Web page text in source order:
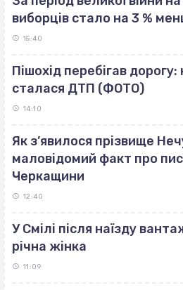
виборців стало на 3 %
15:40
Пішохід перебігав
сталася ДТП (ФОТО)
14:10
Як з’явилося прізвище
маловідомий факт про
Черкащини
12:40
У Смілі після наїзду
річна жінка
11:09